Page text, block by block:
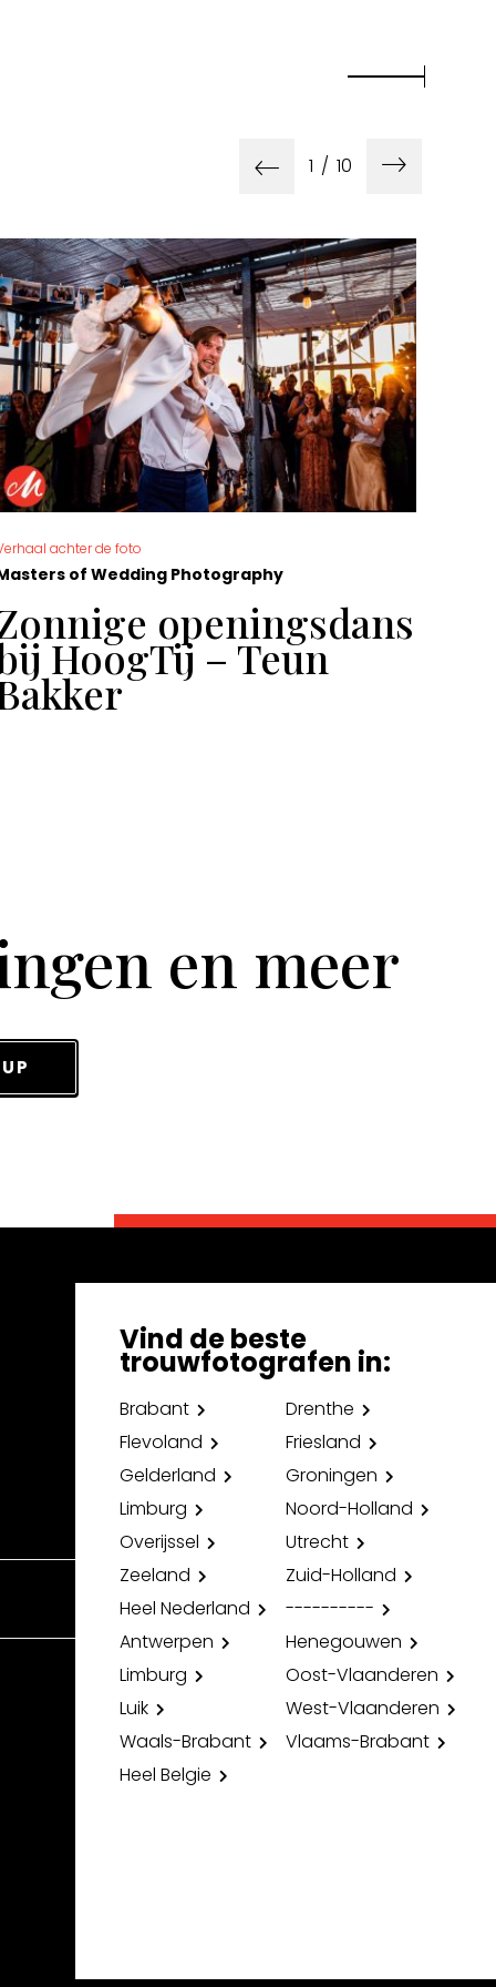
achter de foto
of Wedding Photography
openingsdans
HoogTij – Teun
1 / 10
en meer
Vind de beste
trouwfotografen in:
Brabant
Drenthe
Flevoland
Friesland
Gelderland
Groningen
Limburg
Noord-Holland
Overijssel
Utrecht
Zeeland
Zuid-Holland
Heel Nederland
----------
Antwerpen
Henegouwen
Limburg
Oost-Vlaanderen
Luik
West-Vlaanderen
Waals-Brabant
Vlaams-Brabant
Heel Belgie